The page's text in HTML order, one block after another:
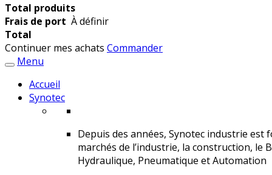
Total produits
Frais de port À définir
Total
Continuer mes achats Commander
Menu
Accueil
Synotec
Depuis des années, Synotec industrie
marchés de l’industrie, la construction, le
Hydraulique, Pneumatique et Automation